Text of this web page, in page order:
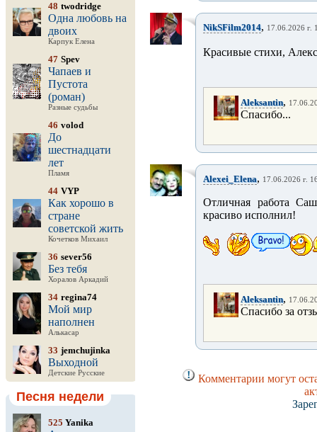
48 twodridge
Одна любовь на
двоих
Карпук Елена
47 Spev
Чапаев и
Пустота
(роман)
Разные судьбы
46 volod
До
шестнадцати
лет
Пламя
44 VYP
Как хорошо в
стране
советской жить
Кочетков Михаил
36 sever56
Без тебя
Хоралов Аркадий
34 regina74
Мой мир
наполнен
Алькасар
33 jemchujinka
Выходной
Детские Русские
Песня недели
525 Yanika
NikSFilm2014, 17.06.2026 г.
Красивые стихи,
Aleksantin,
Спасибо...
Alexei_Elena, 17.06.2026 г.
Отличная работа
красиво исполнил!
Aleksantin,
Спасибо за
Комментарии могут